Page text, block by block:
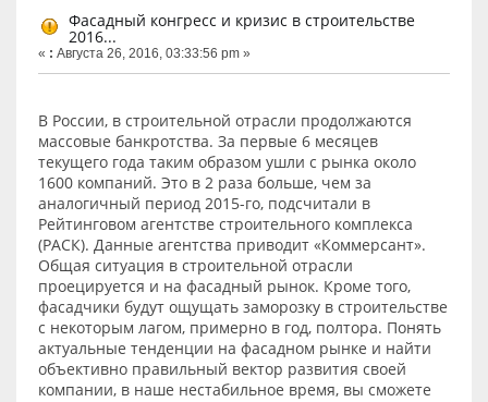
Фасадный конгресс и кризис в строительстве
2016...
« : Августа 26, 2016, 03:33:56 pm »
В России, в строительной отрасли продолжаются
массовые банкротства. За первые 6 месяцев
текущего года таким образом ушли с рынка около
1600 компаний. Это в 2 раза больше, чем за
аналогичный период 2015-го, подсчитали в
Рейтинговом агентстве строительного комплекса
(РАСК). Данные агентства приводит «Коммерсант».
Общая ситуация в строительной отрасли
проецируется и на фасадный рынок. Кроме того,
фасадчики будут ощущать заморозку в строительстве
с некоторым лагом, примерно в год, полтора. Понять
актуальные тенденции на фасадном рынке и найти
объективно правильный вектор развития своей
компании, в наше нестабильное время, вы сможете